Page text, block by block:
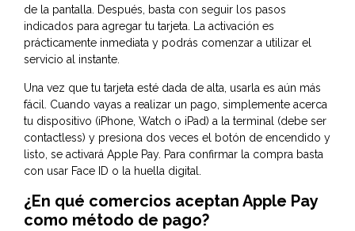
de la pantalla. Después, basta con seguir los pasos
indicados para agregar tu tarjeta. La activación es
prácticamente inmediata y podrás comenzar a utilizar el
servicio al instante.
Una vez que tu tarjeta esté dada de alta, usarla es aún más
fácil. Cuando vayas a realizar un pago, simplemente acerca
tu dispositivo (iPhone, Watch o iPad) a la terminal (debe ser
contactless) y presiona dos veces el botón de encendido y
listo, se activará Apple Pay. Para confirmar la compra basta
con usar Face ID o la huella digital.
¿En qué comercios aceptan Apple Pay
como método de pago?